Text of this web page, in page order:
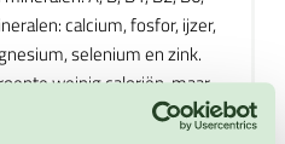
calcium, fosfor, ijzer,
selenium en zink.
weinig caloriën, maar